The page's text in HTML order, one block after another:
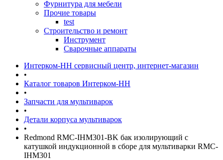
Фурнитура для мебели
Прочие товары
test
Строительство и ремонт
Инструмент
Сварочные аппараты
Интерком-НН сервисный центр, интернет-магазин
•
Каталог товаров Интерком-НН
•
Запчасти для мультиварок
•
Детали корпуса мультиварок
•
Redmond RMC-IHM301-BK бак изолирующий с
катушкой индукционной в сборе для мультиварки RMC-
IHМ301